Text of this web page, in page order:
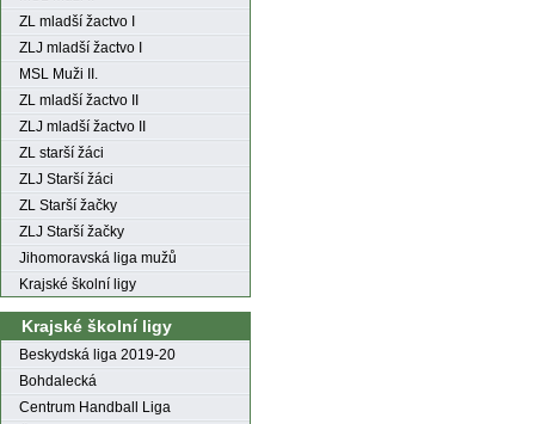
ZL mladší žactvo I
ZLJ mladší žactvo I
MSL Muži II.
ZL mladší žactvo II
ZLJ mladší žactvo II
ZL starší žáci
ZLJ Starší žáci
ZL Starší žačky
ZLJ Starší žačky
Jihomoravská liga mužů
Krajské školní ligy
Krajské školní ligy
Beskydská liga 2019-20
Bohdalecká
Centrum Handball Liga